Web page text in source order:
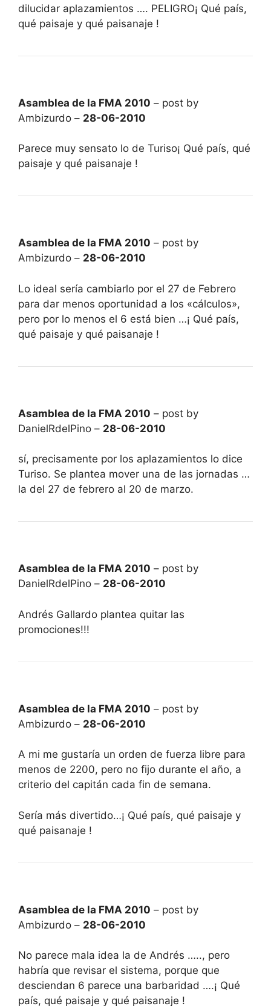
dilucidar aplazamientos …. PELIGRO¡ Qué país,
qué paisaje y qué paisanaje !
Asamblea de la FMA 2010 – post by
Ambizurdo – 28-06-2010
Parece muy sensato lo de Turiso¡ Qué país, qué
paisaje y qué paisanaje !
Asamblea de la FMA 2010 – post by
Ambizurdo – 28-06-2010
Lo ideal sería cambiarlo por el 27 de Febrero
para dar menos oportunidad a los «cálculos»,
pero por lo menos el 6 está bien …¡ Qué país,
qué paisaje y qué paisanaje !
Asamblea de la FMA 2010 – post by
DanielRdelPino – 28-06-2010
sí, precisamente por los aplazamientos lo dice
Turiso. Se plantea mover una de las jornadas …
la del 27 de febrero al 20 de marzo.
Asamblea de la FMA 2010 – post by
DanielRdelPino – 28-06-2010
Andrés Gallardo plantea quitar las
promociones!!!
Asamblea de la FMA 2010 – post by
Ambizurdo – 28-06-2010
A mi me gustaría un orden de fuerza libre para
menos de 2200, pero no fijo durante el año, a
criterio del capitán cada fin de semana.
Sería más divertido…¡ Qué país, qué paisaje y
qué paisanaje !
Asamblea de la FMA 2010 – post by
Ambizurdo – 28-06-2010
No parece mala idea la de Andrés ….., pero
habría que revisar el sistema, porque que
desciendan 6 parece una barbaridad ….¡ Qué
país, qué paisaje y qué paisanaje !